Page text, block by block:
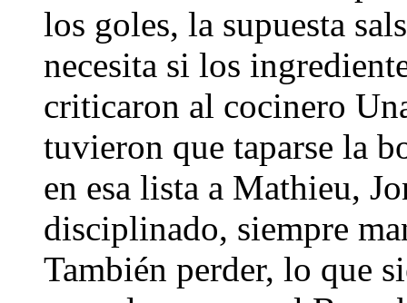
los goles, la supuesta
necesita si los
criticaron al cocinero
tuvieron que taparse la
en esa lista a Mathieu,
disciplinado, siempre
También perder, lo que